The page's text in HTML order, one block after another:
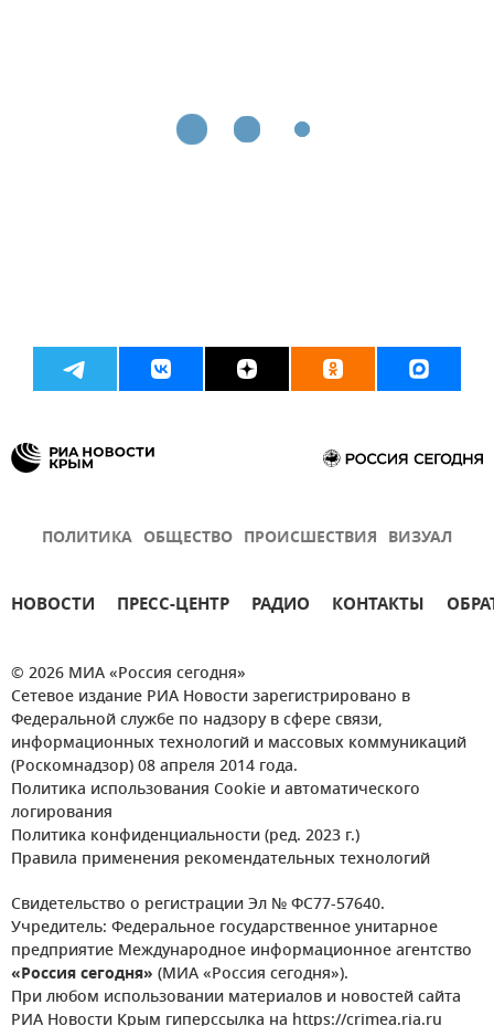
ПОЛИТИКА ОБЩЕСТВО ПРОИСШЕСТВИЯ ВИЗУАЛ
НОВОСТИ ПРЕСС-ЦЕНТР РАДИО КОНТАКТЫ
© 2026 МИА «Россия сегодня»
Сетевое издание РИА Новости зарегистрировано в
Федеральной службе по надзору в сфере связи,
информационных технологий и массовых коммуникаций
(Роскомнадзор) 08 апреля 2014 года.
Политика использования Cookie и автоматического
логирования
Политика конфиденциальности (ред. 2023 г.)
Правила применения рекомендательных технологий
Свидетельство о регистрации Эл № ФС77-57640.
Учредитель: Федеральное государственное унитарное
предприятие Международное информационное агентство
«Россия сегодня» (МИА «Россия сегодня»).
При любом использовании материалов и новостей сайта